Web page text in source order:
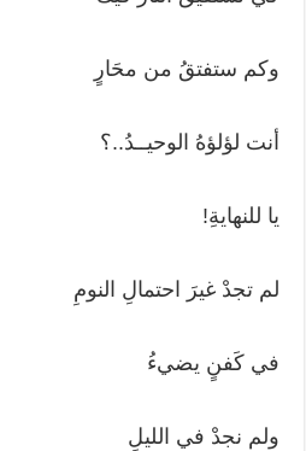
وكم ستفتقُ من محَارٍ
أنت لؤلؤهُ الوحيــدُ..؟
يا للنهايةِ!
لم تجدْ غيرَ احتمالِ النومِ
في كَفنٍ يضيءُ
ولم نجدْ في الليلِ